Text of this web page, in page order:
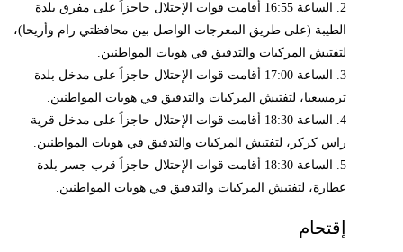
2. الساعة 16:55 أقامت قوات الإحتلال حاجزاً على مفرق بلدة
الطيبة (على طريق المعرجات الواصل بين محافظتي رام وأريحا)،
لتفتيش المركبات والتدقيق في هويات المواطنين.
3. الساعة 17:00 أقامت قوات الإحتلال حاجزاً على مدخل بلدة
ترمسعيا، لتفتيش المركبات والتدقيق في هويات المواطنين.
4. الساعة 18:30 أقامت قوات الإحتلال حاجزاً على مدخل قرية
راس كركر، لتفتيش المركبات والتدقيق في هويات المواطنين.
5. الساعة 18:30 أقامت قوات الإحتلال حاجزاً قرب جسر بلدة
عطارة، لتفتيش المركبات والتدقيق في هويات المواطنين.
إقتحام